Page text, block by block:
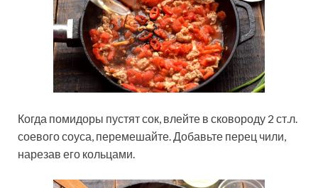
Когда помидоры пустят сок, влейте в сковороду 2 ст.л.
соевого соуса, перемешайте. Добавьте перец чили,
нарезав его кольцами.